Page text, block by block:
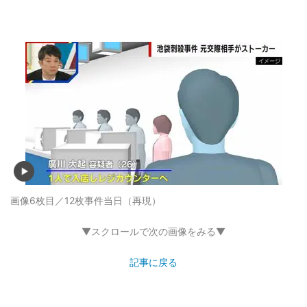
画像6枚目／12枚事件当日（再現）
▼スクロールで次の画像をみる▼
記事に戻る